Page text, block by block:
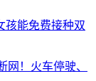
孩能免费接种双